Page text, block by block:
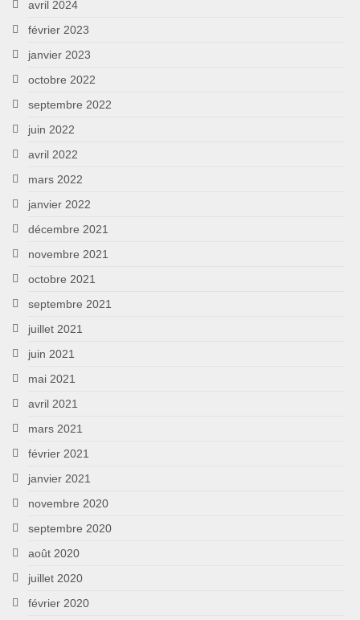
avril 2024
février 2023
janvier 2023
octobre 2022
septembre 2022
juin 2022
avril 2022
mars 2022
janvier 2022
décembre 2021
novembre 2021
octobre 2021
septembre 2021
juillet 2021
juin 2021
mai 2021
avril 2021
mars 2021
février 2021
janvier 2021
novembre 2020
septembre 2020
août 2020
juillet 2020
février 2020